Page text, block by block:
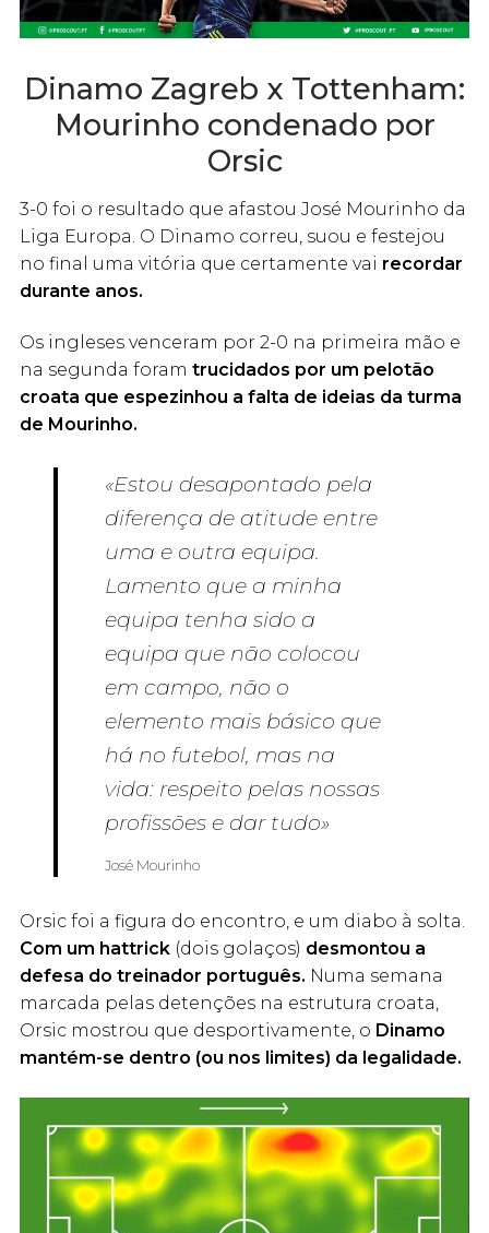
Dinamo Zagreb x Tottenham:
Mourinho condenado por
Orsic
3-0 foi o resultado que afastou José Mourinho da
Liga Europa. O Dinamo correu, suou e festejou
no final uma vitória que certamente vai recordar
durante anos.
Os ingleses venceram por 2-0 na primeira mão e
na segunda foram trucidados por um pelotão
croata que espezinhou a falta de ideias da turma
de Mourinho.
«Estou desapontado pela
diferença de atitude entre
uma e outra equipa.
Lamento que a minha
equipa tenha sido a
equipa que não colocou
em campo, não o
elemento mais básico que
há no futebol, mas na
vida: respeito pelas nossas
profissões e dar tudo»
José Mourinho
Orsic foi a figura do encontro, e um diabo à solta.
Com um hattrick (dois golaços) desmontou a
defesa do treinador português. Numa semana
marcada pelas detenções na estrutura croata,
Orsic mostrou que desportivamente, o Dinamo
mantém-se dentro (ou nos limites) da legalidade.